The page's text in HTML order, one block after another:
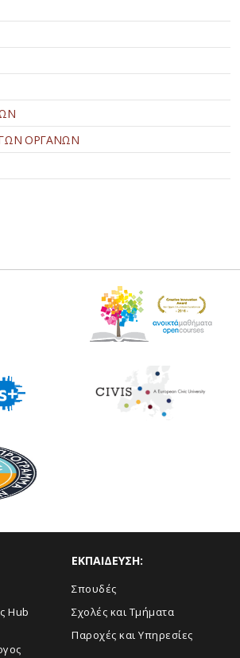
ΟΡΓΑΝΩΝ
Hub
ΕΚΠΑΙΔΕΥΣΗ:
Σπουδές
Σχολές και Τμήματα
Παροχές και Υπηρεσίες